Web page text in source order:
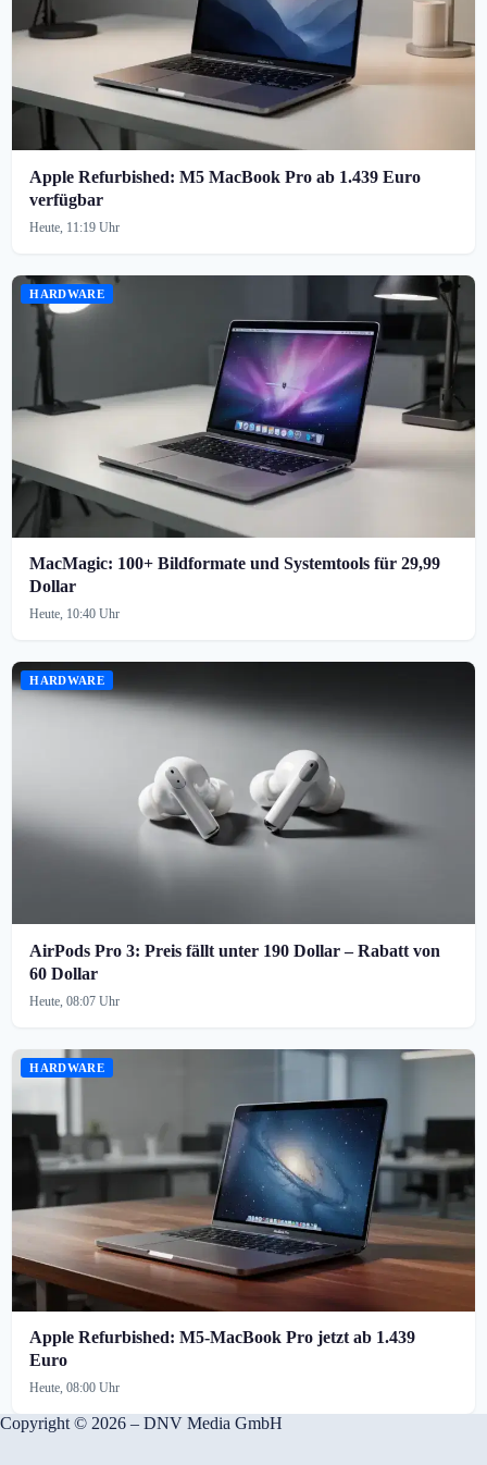
Apple Refurbished: M5 MacBook Pro ab 1.439 Euro
verfügbar
Heute, 11:19 Uhr
HARDWARE
MacMagic: 100+ Bildformate und Systemtools für 29,99
Dollar
Heute, 10:40 Uhr
HARDWARE
AirPods Pro 3: Preis fällt unter 190 Dollar – Rabatt von
60 Dollar
Heute, 08:07 Uhr
HARDWARE
Apple Refurbished: M5-MacBook Pro jetzt ab 1.439
Euro
Heute, 08:00 Uhr
Copyright © 2026 – DNV Media GmbH